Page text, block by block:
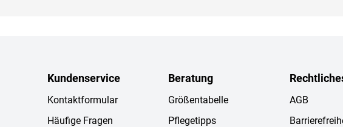
Kundenservice
Kontaktformular
Häufige Fragen
Beratung
Größentabelle
Pflegetipps
AGB